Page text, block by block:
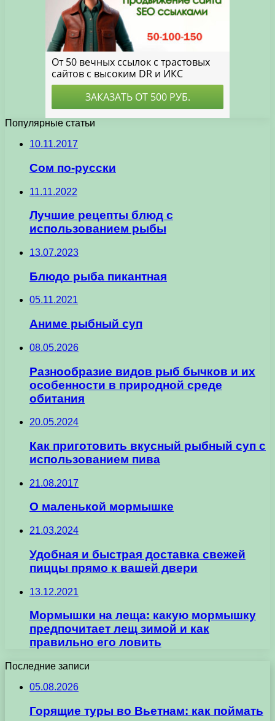
Популярные статьи
10.11.2017
Сом по-русски
11.11.2022
Лучшие рецепты блюд с
использованием рыбы
13.07.2023
Блюдо рыба пикантная
05.11.2021
Аниме рыбный суп
08.05.2026
Разнообразие видов рыб бычков и их
особенности в природной среде
обитания
20.05.2024
Как приготовить вкусный рыбный суп с
использованием пива
21.08.2017
О маленькой мормышке
21.03.2024
Удобная и быстрая доставка свежей
пиццы прямо к вашей двери
13.12.2021
Мормышки на леща: какую мормышку
предпочитает лещ зимой и как
правильно его ловить
Последние записи
05.08.2026
Горящие туры во Вьетнам: как поймать